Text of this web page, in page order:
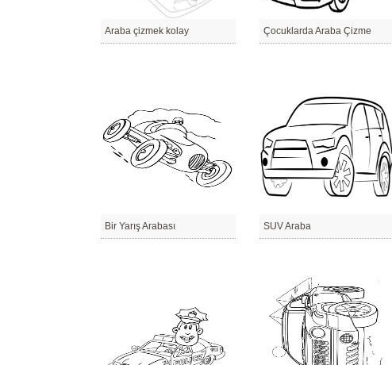
Araba çizmek kolay Çocuklarda Araba Çizme
Bir Yarış Arabası SUV Araba